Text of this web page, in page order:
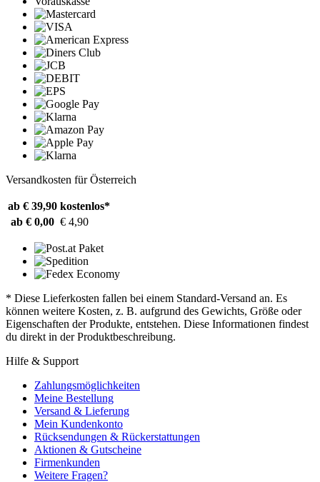
Versandkosten für Österreich
ab € 39,90 kostenlos*
ab € 0,00 € 4,90
* Diese Lieferkosten fallen bei einem Standard-Versand an. Es
können weitere Kosten, z. B. aufgrund des Gewichts, Größe oder
Eigenschaften der Produkte, entstehen. Diese Informationen findest
du direkt in der Produktbeschreibung.
Hilfe & Support
Zahlungsmöglichkeiten
Meine Bestellung
Versand & Lieferung
Mein Kundenkonto
Rücksendungen & Rückerstattungen
Aktionen & Gutscheine
Firmenkunden
Weitere Fragen?